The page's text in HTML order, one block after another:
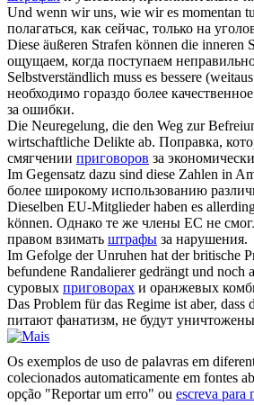
Und wenn wir uns, wie wir es momentan
полагаться, как сейчас, только на
Diese äußeren Strafen können die inneren
ощущаем, когда поступаем
Selbstverständlich muss es bessere
необходимо гораздо более
за ошибки.
Die Neuregelung, die den Weg zur
wirtschaftliche Delikte ab. Поправка,
смягчении приговоров за
Im Gegensatz dazu sind diese Zahlen in
более широкому использованию
Dieselben EU-Mitglieder haben es
können. Однако те же члены ЕС не
правом взимать штрафы за нарушения.
Im Gefolge der Unruhen hat der britische
befundene Randalierer gedrängt und noch
суровых приговорах и оранжевых
Das Problem für das Regime ist aber, dass
питают фанатизм, не будут
Os exemplos de uso de palavras em
colecionados automaticamente em fontes
opção "Reportar um erro" ou escreva para